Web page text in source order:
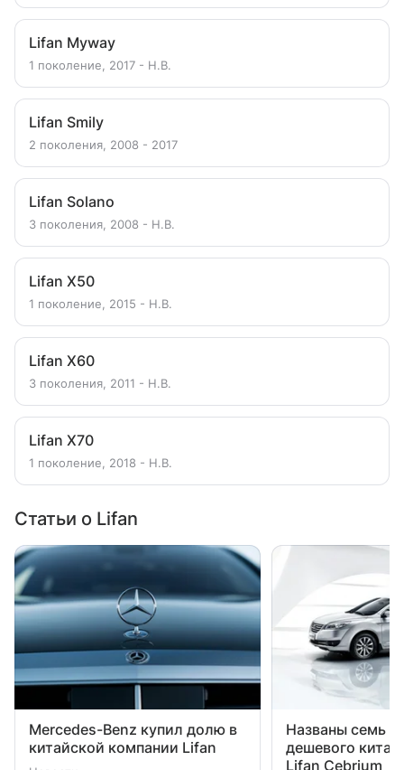
Lifan Myway
1 поколение, 2017 - Н.В.
Lifan Smily
2 поколения, 2008 - 2017
Lifan Solano
3 поколения, 2008 - Н.В.
Lifan X50
1 поколение, 2015 - Н.В.
Lifan X60
3 поколения, 2011 - Н.В.
Lifan X70
1 поколение, 2018 - Н.В.
Статьи о Lifan
Mercedes-Benz купил долю в
китайской компании Lifan
Названы семь
дешевого
Lifan Cebrium